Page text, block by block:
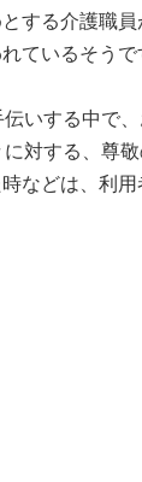
する介護職
ているそうで
いする中で
に対する、尊
などは、利